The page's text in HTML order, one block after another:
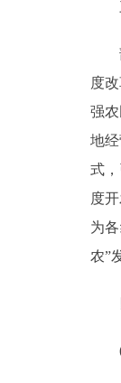
三
部
度
强
地
式
度
为
农”
四
(